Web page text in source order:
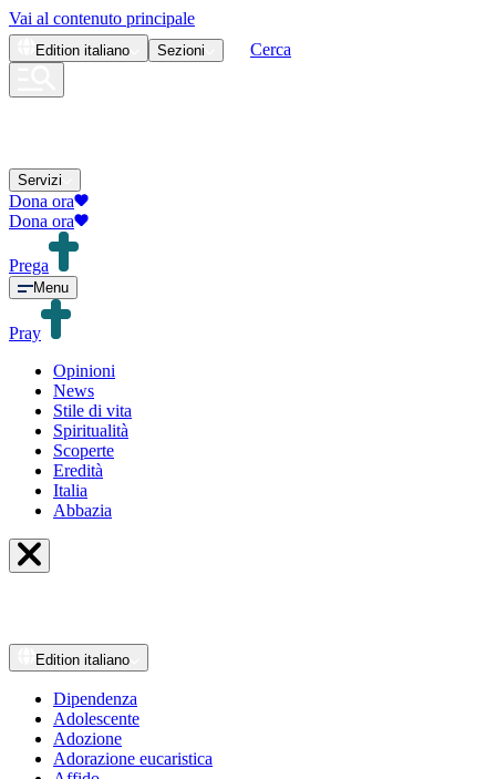
Vai al contenuto principale
Edition italiano Sezioni Cerca
Servizi
Dona ora
Dona ora
Prega
Menu
Pray
Opinioni
News
Stile di vita
Spiritualità
Scoperte
Eredità
Italia
Abbazia
Edition italiano
Dipendenza
Adolescente
Adozione
Adorazione eucaristica